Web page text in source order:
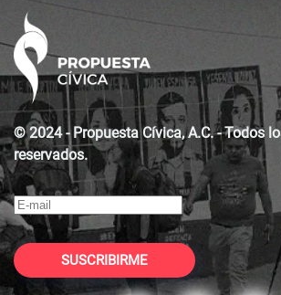
© 2024 - Propuesta Cívica, A.C. - Todos
reservados.
SUSCRIBIRME